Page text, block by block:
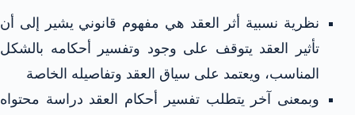
نظرية نسبية أثر العقد هي مفهوم قانوني يشير إلى أن
تأثير العقد يتوقف على وجود وتفسير أحكامه بالشكل
المناسب، ويعتمد على سياق العقد وتفاصيله الخاصة
وبمعنى آخر يتطلب تفسير أحكام العقد دراسة محتواه